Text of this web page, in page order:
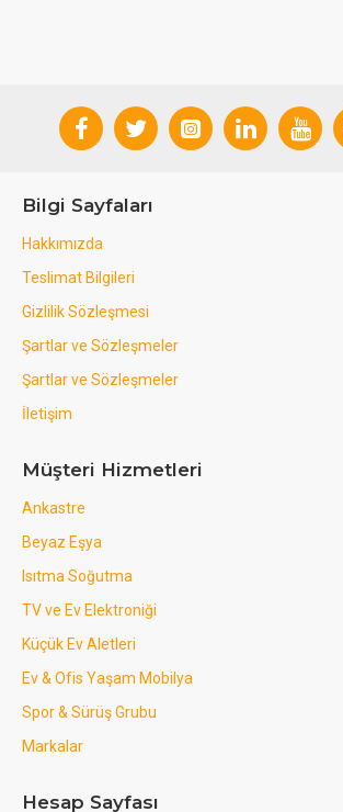
Bilgi Sayfaları
Hakkımızda
Teslimat Bilgileri
Gizlilik Sözleşmesi
Şartlar ve Sözleşmeler
Şartlar ve Sözleşmeler
İletişim
Müşteri Hizmetleri
Ankastre
Beyaz Eşya
Isıtma Soğutma
TV ve Ev Elektroniği
Küçük Ev Aletleri
Ev & Ofis Yaşam Mobilya
Spor & Sürüş Grubu
Markalar
Hesap Sayfası